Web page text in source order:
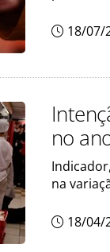
18/07/
no
na
18/04/